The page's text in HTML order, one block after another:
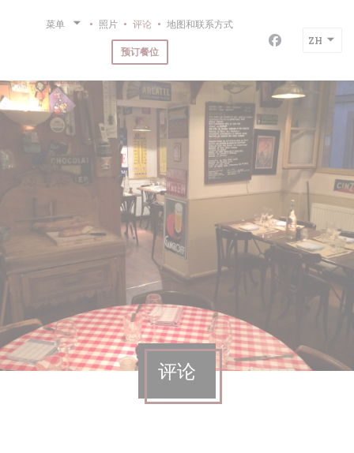
菜单 照片 评论 地图和联系方式
预订餐位 Facebook ((
ZH
评论